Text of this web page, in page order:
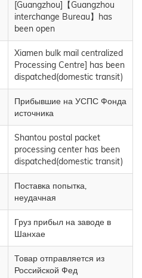
[Guangzhou]【Guangzhou
interchange Bureau】has
been open
Xiamen bulk mail centralized
Processing Centre] has been
dispatched(domestic transit)
Прибывшие на УСПС Фонда
источника
Shantou postal packet
processing center has been
dispatched(domestic transit)
Поставка попытка,
неудачная
Груз прибыл на заводе в
Шанхае
Товар отправляется из
Российской Фед